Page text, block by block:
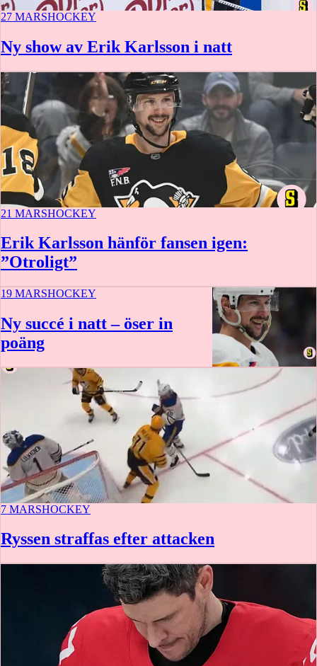
27 MARSHOCKEY
Ny show av Erik Karlsson i natt
21 MARSHOCKEY
Erik Karlsson hänför fansen igen:
”Otroligt”
19 MARSHOCKEY
Ny succé i natt – öser in
poäng
7 MARSHOCKEY
Ryssen straffas efter attacken